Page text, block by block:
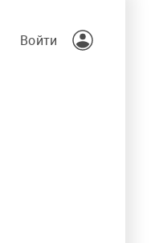
Войти